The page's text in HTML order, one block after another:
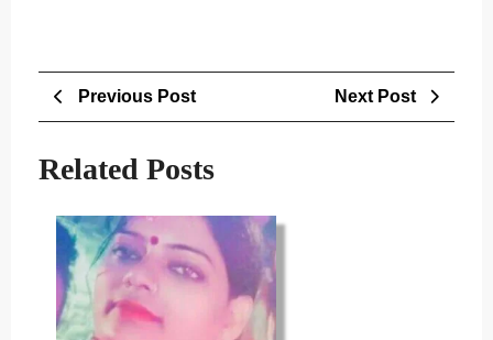
Post
navigation
Previous PostPrevious
Next Post
Related Posts